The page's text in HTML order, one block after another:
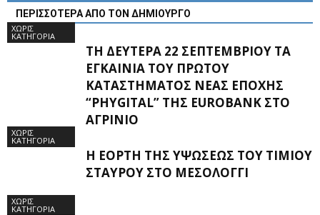
ΠΕΡΙΣΣΟΤΕΡΑ ΑΠΟ ΤΟΝ ΔΗΜΙΟΥΡΓΟ
ΧΩΡΊΣ
ΚΑΤΗΓΟΡΊΑ
ΤΗ ΔΕΥΤΈΡΑ 22 ΣΕΠΤΕΜΒΡΊΟΥ ΤΑ
ΕΓΚΑΊΝΙΑ ΤΟΥ ΠΡΏΤΟΥ
ΚΑΤΑΣΤΉΜΑΤΟΣ ΝΈΑΣ ΕΠΟΧΉΣ
“PHYGITAL” ΤΗΣ EUROBANK ΣΤΟ
ΑΓΡΊΝΙΟ
ΧΩΡΊΣ
ΚΑΤΗΓΟΡΊΑ
Η ΕΟΡΤΉ ΤΗΣ ΥΨΏΣΕΩΣ ΤΟΥ ΤΙΜΊΟΥ
ΣΤΑΥΡΟΎ ΣΤΟ ΜΕΣΟΛΌΓΓΙ
ΧΩΡΊΣ
ΚΑΤΗΓΟΡΊΑ